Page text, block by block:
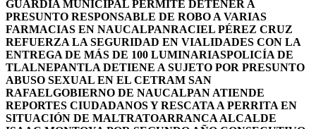
GUARDIA MUNICIPAL PERMITE DETENER A
PRESUNTO RESPONSABLE DE ROBO A VARIAS
FARMACIAS EN NAUCALPANRACIEL PÉREZ CRUZ
REFUERZA LA SEGURIDAD EN VIALIDADES CON LA
ENTREGA DE MÁS DE 100 LUMINARIASPOLICÍA DE
TLALNEPANTLA DETIENE A SUJETO POR PRESUNTO
ABUSO SEXUAL EN EL CETRAM SAN
RAFAELGOBIERNO DE NAUCALPAN ATIENDE
REPORTES CIUDADANOS Y RESCATA A PERRITA EN
SITUACIÓN DE MALTRATOARRANCA ALCALDE